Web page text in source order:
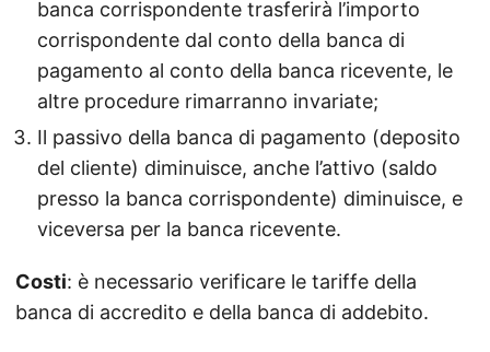
banca corrispondente trasferirà l’importo
corrispondente dal conto della banca di
pagamento al conto della banca ricevente, le
altre procedure rimarranno invariate;
Il passivo della banca di pagamento (deposito
del cliente) diminuisce, anche l’attivo (saldo
presso la banca corrispondente) diminuisce, e
viceversa per la banca ricevente.
Costi: è necessario verificare le tariffe della
banca di accredito e della banca di addebito.